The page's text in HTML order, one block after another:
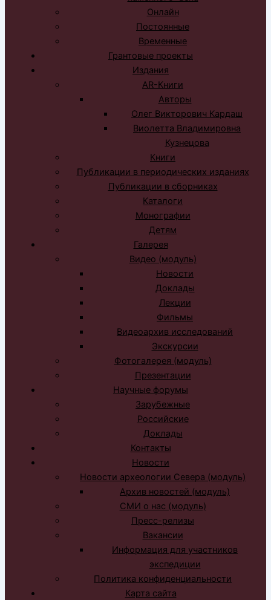
Онлайн
Постоянные
Временные
Грантовые проекты
Издания
AR-Книги
Авторы
Олег Викторович Кардаш
Виолетта Владимировна
Кузнецова
Книги
Публикации в периодических изданиях
Публикации в сборниках
Каталоги
Монографии
Детям
Галерея
Видео (модуль)
Новости
Доклады
Лекции
Фильмы
Видеоархив исследований
Экскурсии
Фотогалерея (модуль)
Презентации
Научные форумы
Зарубежные
Российские
Доклады
Контакты
Новости
Новости археологии Севера (модуль)
Архив новостей (модуль)
СМИ о нас (модуль)
Пресс-релизы
Вакансии
Информация для участников
экспедиции
Политика конфиденциальности
Карта сайта